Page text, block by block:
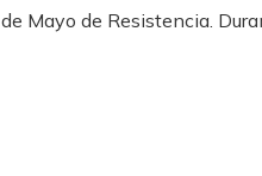
Mayo de Resistencia.